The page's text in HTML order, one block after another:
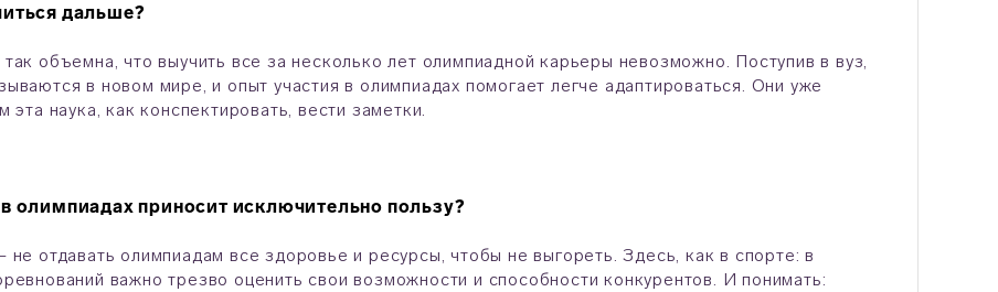
дальше?
объемна, что выучить все за несколько лет олимпиадной карьеры невозможно. Поступив в вуз,
в новом мире, и опыт участия в олимпиадах помогает легче адаптироваться. Они уже
эта наука, как конспектировать, вести заметки.
олимпиадах приносит исключительно пользу?
не отдавать олимпиадам все здоровье и ресурсы, чтобы не выгореть. Здесь, как в спорте: в
важно трезво оценить свои возможности и способности конкурентов. И понимать: